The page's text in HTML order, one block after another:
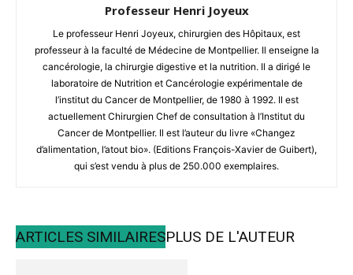
Professeur Henri Joyeux
Le professeur Henri Joyeux, chirurgien des Hôpitaux, est
professeur à la faculté de Médecine de Montpellier. Il enseigne la
cancérologie, la chirurgie digestive et la nutrition. Il a dirigé le
laboratoire de Nutrition et Cancérologie expérimentale de
l’institut du Cancer de Montpellier, de 1980 à 1992. Il est
actuellement Chirurgien Chef de consultation à l’Institut du
Cancer de Montpellier. Il est l’auteur du livre «Changez
d’alimentation, l’atout bio». (Editions François-Xavier de Guibert),
qui s’est vendu à plus de 250.000 exemplaires.
ARTICLES SIMILAIRESPLUS DE L'AUTEUR